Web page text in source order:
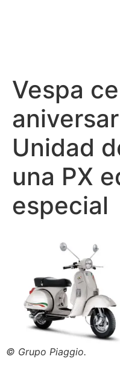
Vespa
Unidad
una PX
especial
© Grupo Piaggio.